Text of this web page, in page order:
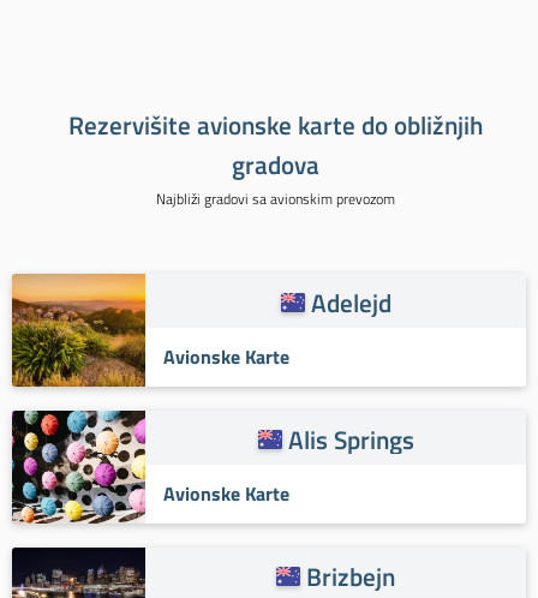
Rezervišite avionske karte do obližnjih
gradova
Najbliži gradovi sa avionskim prevozom
Adelejd
Avionske Karte
Alis Springs
Avionske Karte
Brizbejn